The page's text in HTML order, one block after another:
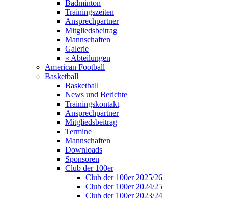
Badminton
Trainingszeiten
Ansprechpartner
Mitgliedsbeitrag
Mannschaften
Galerie
« Abteilungen
American Football
Basketball
Basketball
News und Berichte
Trainingskontakt
Ansprechpartner
Mitgliedsbeitrag
Termine
Mannschaften
Downloads
Sponsoren
Club der 100er
Club der 100er 2025/26
Club der 100er 2024/25
Club der 100er 2023/24